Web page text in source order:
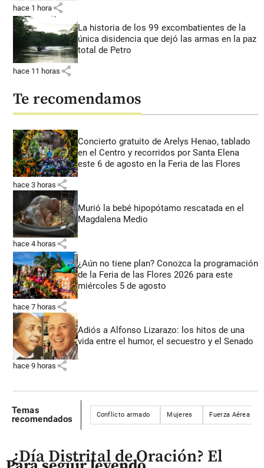
hace 1 hora share
La historia de los 99 excombatientes de la
única disidencia que dejó las armas en la paz
total de Petro
hace 11 horas share
Te recomendamos
Concierto gratuito de Arelys Henao, tablado
en el Centro y recorridos por Santa Elena
este 6 de agosto en la Feria de las Flores
hace 3 horas share
Murió la bebé hipopótamo rescatada en el
Magdalena Medio
hace 4 horas share
¿Aún no tiene plan? Conozca la programación
de la Feria de las Flores 2026 para este
miércoles 5 de agosto
hace 7 horas share
Adiós a Alfonso Lizarazo: los hitos de una
vida entre el humor, el secuestro y el Senado
hace 9 horas share
Temas
recomendados
Conflicto armado Mujeres Fuerza Aérea
¿Día Distrital de Oración? El